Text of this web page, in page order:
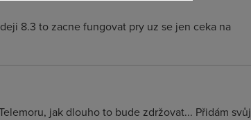
8.3 to zacne fungovat pry uz se jen ceka na
jak dlouho to bude zdržovat... Přidám svůj